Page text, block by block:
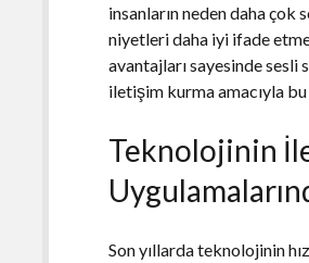
insanların neden daha
niyetleri daha iyi ifade
avantajları sayesinde sesli
iletişim kurma amacıyla
Teknolojinin
Son yıllarda teknolojinin